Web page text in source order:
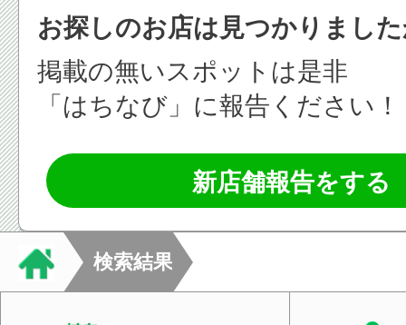
お探しのお店は見つかりまし
掲載の無いスポットは是非
「はちなび」に報告ください！
新店舗報告をする
検索結果